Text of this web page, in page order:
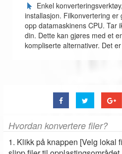
Enkel
installasjon. Filkonvertering
opp datamaskinens CPU. Tar
din. Dette kan gjøres med et
kompliserte alternativer. Det
Hvordan konvertere filer?
1. Klikk på knappen [Velg lokal